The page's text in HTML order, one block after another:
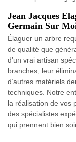
Jean Jacques
Germain Sur
Élaguer un arbre
de qualité que
d’un vrai artisan
branches, leur
d’autres matériels
techniques. Notre
la réalisation de vos
des spécialistes
qui prennent bien